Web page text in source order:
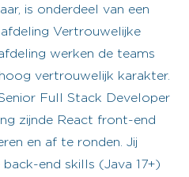
is onderdeel van een
Vertrouwelijke
werken de teams
vertrouwelijk karakter.
Full Stack Developer
zijnde React front-end
en af te ronden. Jij
end skills (Java 17+)